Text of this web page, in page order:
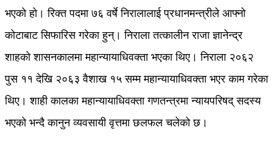
भएको हो। रिक्त पदमा ७६ वर्षे निरालालाई प्रधानमन्त्रीले आफ्नो
कोटाबाट सिफारिस गरेका हुन्। निराला तत्कालीन राजा ज्ञानेन्द्र
शाहको शासनकालमा महान्यायाधिवक्ता भएका थिए। निराला २०६२
पुस ११ देखि २०६३ वैशाख १५ सम्म महान्यायाधिवक्ता भएर काम गरेका
थिए। शाही कालका महान्यायाधिवक्ता गणतन्त्रमा न्यायपरिषद् सदस्य
भएको भन्दै कानुन व्यवसायी वृत्तमा छलफल चलेको छ।